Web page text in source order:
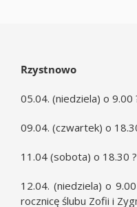
Rzystnowo
05.04. (niedziela) o 9.00
09.04. (czwartek) o
11.04 (sobota) o 18.30
12.04. (niedziela) o
rocznicę ślubu Zofii i